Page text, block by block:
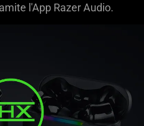
l'App Razer Audio.